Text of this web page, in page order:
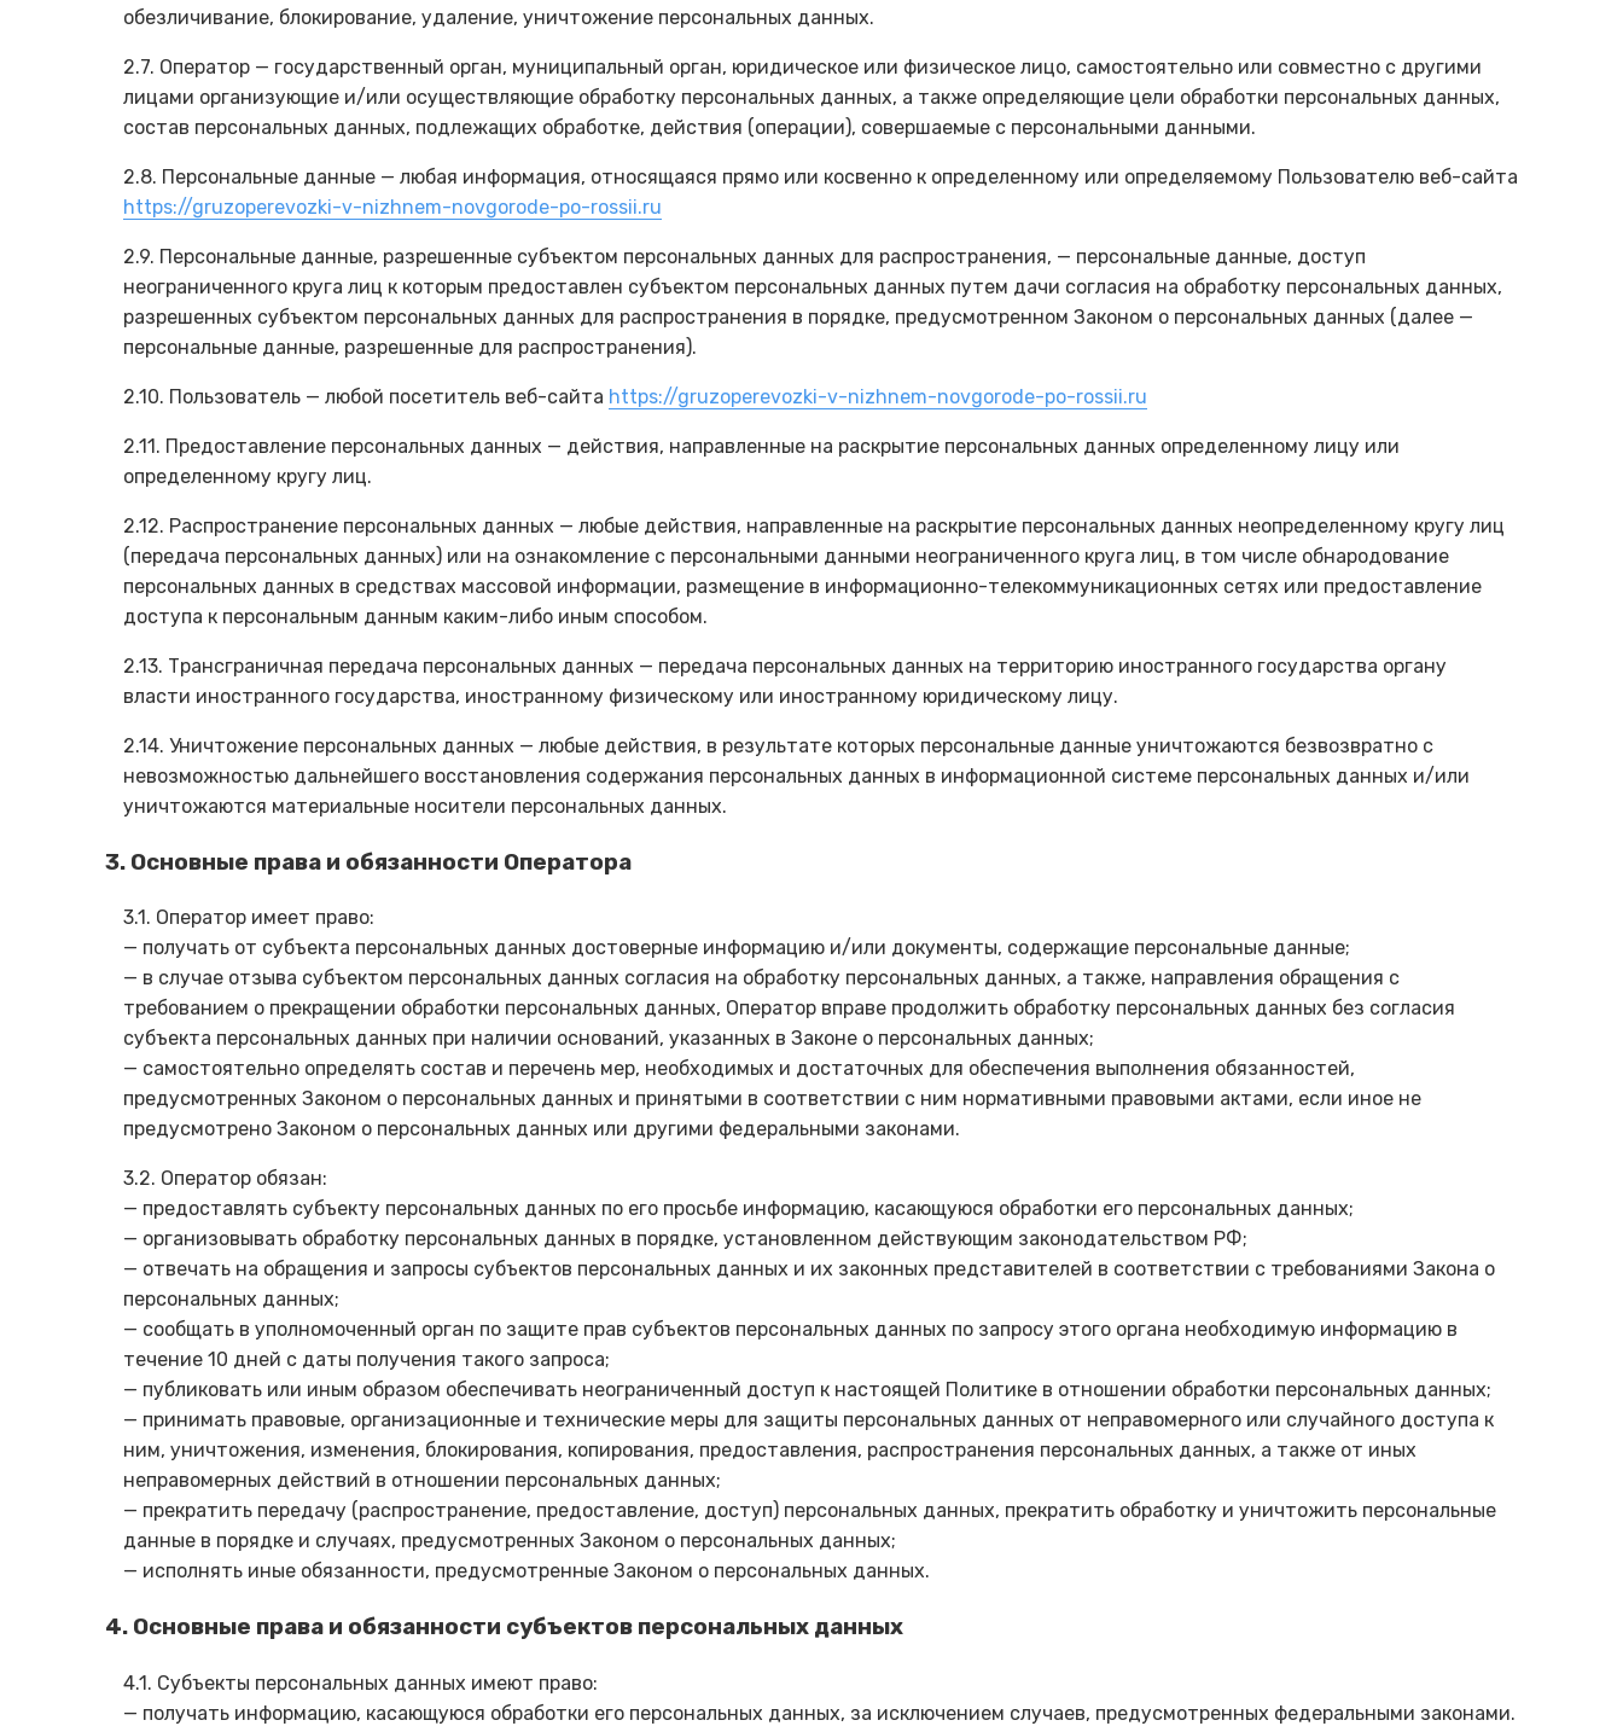
обезличивание, блокирование, удаление, уничтожение персональных данных.
2.7. Оператор — государственный орган, муниципальный орган, юридическое или физическое лицо, самостоятельно или совместно с другими
лицами организующие и/или осуществляющие обработку персональных данных, а также определяющие цели обработки персональных данных,
состав персональных данных, подлежащих обработке, действия (операции), совершаемые с персональными данными.
2.8. Персональные данные — любая информация, относящаяся прямо или косвенно к определенному или определяемому Пользователю веб-сайта
https://gruzoperevozki-v-nizhnem-novgorode-po-rossii.ru
2.9. Персональные данные, разрешенные субъектом персональных данных для распространения, — персональные данные, доступ
неограниченного круга лиц к которым предоставлен субъектом персональных данных путем дачи согласия на обработку персональных данных,
разрешенных субъектом персональных данных для распространения в порядке, предусмотренном Законом о персональных данных (далее —
персональные данные, разрешенные для распространения).
2.10. Пользователь — любой посетитель веб-сайта https://gruzoperevozki-v-nizhnem-novgorode-po-rossii.ru
2.11. Предоставление персональных данных — действия, направленные на раскрытие персональных данных определенному лицу или
определенному кругу лиц.
2.12. Распространение персональных данных — любые действия, направленные на раскрытие персональных данных неопределенному кругу лиц
(передача персональных данных) или на ознакомление с персональными данными неограниченного круга лиц, в том числе обнародование
персональных данных в средствах массовой информации, размещение в информационно-телекоммуникационных сетях или предоставление
доступа к персональным данным каким-либо иным способом.
2.13. Трансграничная передача персональных данных — передача персональных данных на территорию иностранного государства органу
власти иностранного государства, иностранному физическому или иностранному юридическому лицу.
2.14. Уничтожение персональных данных — любые действия, в результате которых персональные данные уничтожаются безвозвратно с
невозможностью дальнейшего восстановления содержания персональных данных в информационной системе персональных данных и/или
уничтожаются материальные носители персональных данных.
3. Основные права и обязанности Оператора
3.1. Оператор имеет право:
— получать от субъекта персональных данных достоверные информацию и/или документы, содержащие персональные данные;
— в случае отзыва субъектом персональных данных согласия на обработку персональных данных, а также, направления обращения с
требованием о прекращении обработки персональных данных, Оператор вправе продолжить обработку персональных данных без согласия
субъекта персональных данных при наличии оснований, указанных в Законе о персональных данных;
— самостоятельно определять состав и перечень мер, необходимых и достаточных для обеспечения выполнения обязанностей,
предусмотренных Законом о персональных данных и принятыми в соответствии с ним нормативными правовыми актами, если иное не
предусмотрено Законом о персональных данных или другими федеральными законами.
3.2. Оператор обязан:
— предоставлять субъекту персональных данных по его просьбе информацию, касающуюся обработки его персональных данных;
— организовывать обработку персональных данных в порядке, установленном действующим законодательством РФ;
— отвечать на обращения и запросы субъектов персональных данных и их законных представителей в соответствии с требованиями Закона о
персональных данных;
— сообщать в уполномоченный орган по защите прав субъектов персональных данных по запросу этого органа необходимую информацию в
течение 10 дней с даты получения такого запроса;
— публиковать или иным образом обеспечивать неограниченный доступ к настоящей Политике в отношении обработки персональных данных;
— принимать правовые, организационные и технические меры для защиты персональных данных от неправомерного или случайного доступа к
ним, уничтожения, изменения, блокирования, копирования, предоставления, распространения персональных данных, а также от иных
неправомерных действий в отношении персональных данных;
— прекратить передачу (распространение, предоставление, доступ) персональных данных, прекратить обработку и уничтожить персональные
данные в порядке и случаях, предусмотренных Законом о персональных данных;
— исполнять иные обязанности, предусмотренные Законом о персональных данных.
4. Основные права и обязанности субъектов персональных данных
4.1. Субъекты персональных данных имеют право:
— получать информацию, касающуюся обработки его персональных данных, за исключением случаев, предусмотренных федеральными законами.